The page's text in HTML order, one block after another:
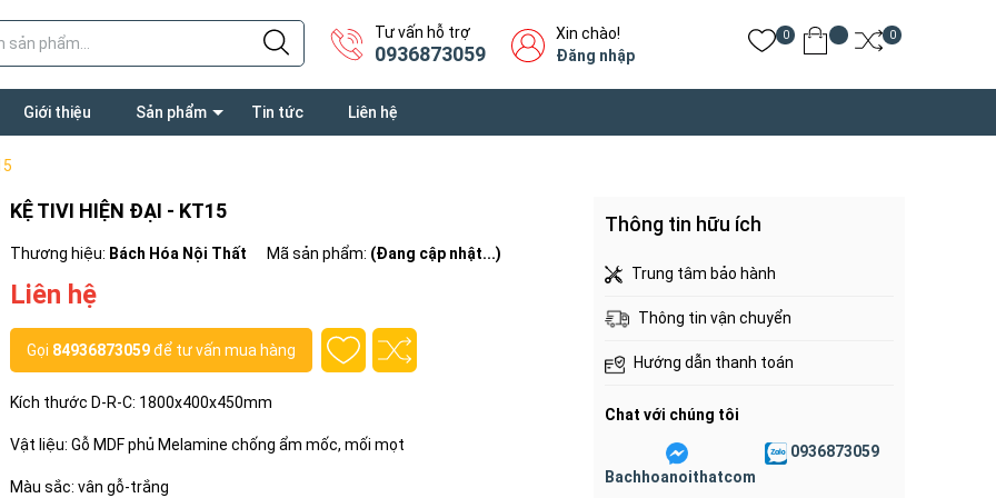
Tư vấn hỗ trợ
0936873059
Xin chào!
Đăng nhập
0 0
Giới thiệu Sản phẩm Tin tức Liên hệ
KỆ TIVI HIỆN ĐẠI - KT15
Thương hiệu: Bách Hóa Nội Thất Mã sản phẩm: (Đang cập nhật...)
Liên hệ
Gọi 84936873059để tư vấn mua hàng
Kích thước D-R-C: 1800x400x450mm
Vật liệu: Gỗ MDF phủ Melamine chống ẩm mốc, mối mọt
Màu sắc: vân gỗ-trắng
Thông tin hữu ích
Trung tâm bảo hành
Thông tin vận chuyển
Hướng dẫn thanh toán
Chat với chúng tôi
Bachhoanoithatcom
0936873059